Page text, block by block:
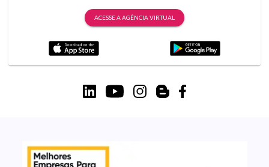
ACESSE A AGÊNCIA VIRTUAL